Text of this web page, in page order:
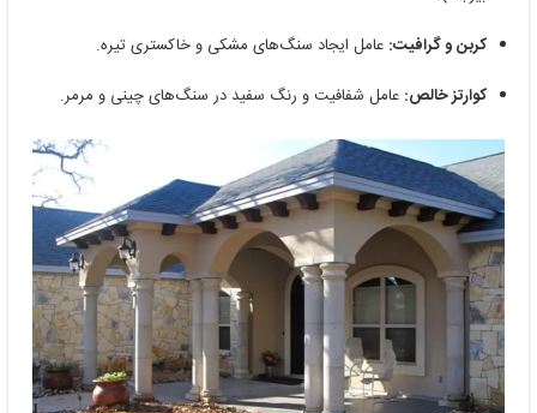
کربن و گرافیت: عامل ایجاد سنگ‌های مشکی و خاکستری تیره.
کوارتز خالص: عامل شفافیت و رنگ سفید در سنگ‌های چینی و مرمر.